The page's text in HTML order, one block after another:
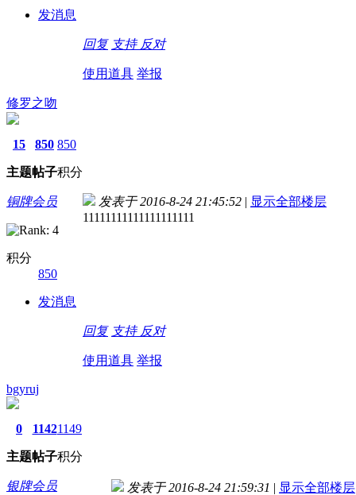
发消息
回复 支持 反对
使用道具 举报
修罗之吻
15
主题
850
帖子
850
积分
铜牌会员
积分
850
发消息
发表于 2016-8-24 21:45:52 | 显示全部楼层
11111111111111111111
回复 支持 反对
使用道具 举报
bgyruj
0
主题
1142
帖子
1149
积分
银牌会员 发表于 2016-8-24 21:59:31 | 显示全部楼层